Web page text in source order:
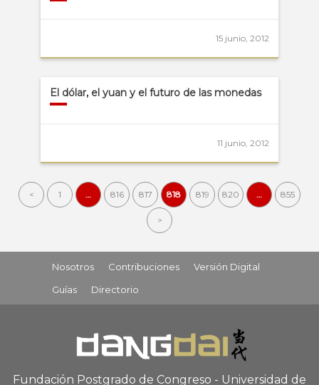
15 junio, 2012
El dólar, el yuan y el futuro de las monedas
11 junio, 2012
< 1 … 816 817 818 819 820 … 855
>
Nosotros Contribuciones
Versión Digital
Guías
Directorio
Fundación Postgrado de Congreso - Universidad de